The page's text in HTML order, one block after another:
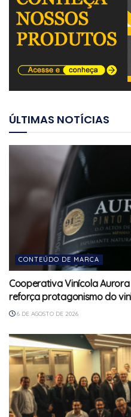
ÚLTIMAS NOTÍCIAS
CONTEÚDO DE MARCA
Cooperativa Vinícola
reforça protagonismo do
6 DE AGOSTO DE 2026